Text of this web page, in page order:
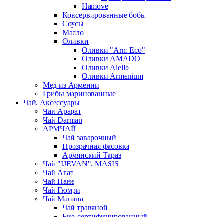
Hamove
Консервированные бобы
Соусы
Масло
Оливки
Оливки "Arm Eco"
Оливки AMADO
Оливки Aiello
Оливки Armenium
Мед из Армении
Грибы маринованные
Чай. Аксессуары
Чай Арарат
Чай Darman
АРМЧАЙ
Чай заварочный
Прозрачная фасовка
Армянский Тараз
Чай "IJEVAN". MASIS
Чай Агат
Чай Нане
Чай Гюмри
Чай Манана
Чай травяной